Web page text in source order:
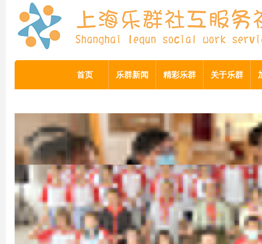
首页 乐群新闻 精彩乐群 关于乐群